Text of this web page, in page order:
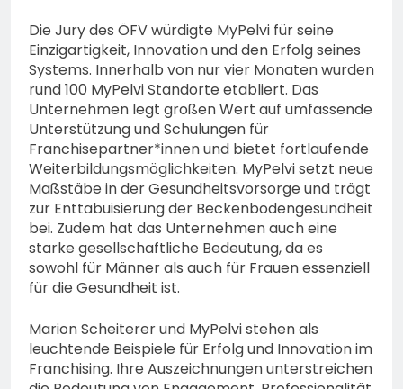
Die Jury des ÖFV würdigte MyPelvi für seine
Einzigartigkeit, Innovation und den Erfolg seines
Systems. Innerhalb von nur vier Monaten wurden
rund 100 MyPelvi Standorte etabliert. Das
Unternehmen legt großen Wert auf umfassende
Unterstützung und Schulungen für
Franchisepartner*innen und bietet fortlaufende
Weiterbildungsmöglichkeiten. MyPelvi setzt neue
Maßstäbe in der Gesundheitsvorsorge und trägt
zur Enttabuisierung der Beckenbodengesundheit
bei. Zudem hat das Unternehmen auch eine
starke gesellschaftliche Bedeutung, da es
sowohl für Männer als auch für Frauen essenziell
für die Gesundheit ist.
Marion Scheiterer und MyPelvi stehen als
leuchtende Beispiele für Erfolg und Innovation im
Franchising. Ihre Auszeichnungen unterstreichen